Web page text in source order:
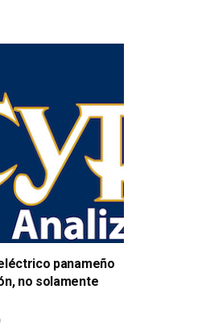
panameño
no solamente